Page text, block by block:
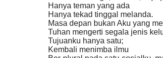
Hanya teman yang ada
Hanya tekad tinggal melanda.
Masa depan bukan Aku yang
Tuhan mengerti segala jenis
Tujuanku hanya satu;
Kembali menimba ilmu